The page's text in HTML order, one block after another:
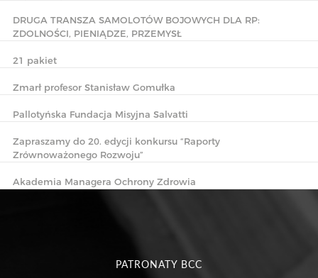
DRUGA TRANSZA SAMOLOTÓW BOJOWYCH DLA RP:
ZDOLNOŚCI, PIENIĄDZE, PRZEMYSŁ
21 pakiet
Zmarł profesor Stanisław Gomułka
Pallotyńska Fundacja Misyjna Salvatti
Zapraszamy do 20. edycji konkursu “Raporty
Zrównoważonego Rozwoju”
Akademia Managera Ochrony Zdrowia
PATRONATY BCC